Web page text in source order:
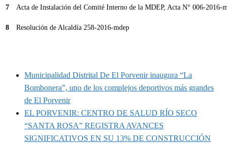
7 Acta de Instalación del Comité Interno de la MDEP, Acta N° 006-2016-
8 Resolución de Alcaldía 258-2016-mdep
Municipalidad Distrital De El Porvenir inaugura “La
Bombonera”, uno de los complejos deportivos más grandes
de El Porvenir
EL PORVENIR: CENTRO DE SALUD RÍO SECO
“SANTA ROSA” REGISTRA AVANCES
SIGNIFICATIVOS EN SU 13% DE CONSTRUCCIÓN